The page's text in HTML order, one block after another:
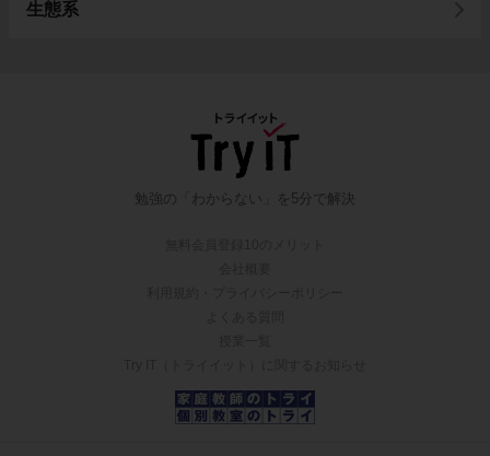
生態系
勉強の「わからない」を5分で解決